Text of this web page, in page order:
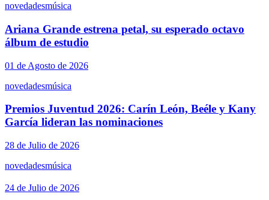
novedadesmúsica
Ariana Grande estrena petal, su esperado octavo
álbum de estudio
01 de Agosto de 2026
novedadesmúsica
Premios Juventud 2026: Carín León, Beéle y Kany
García lideran las nominaciones
28 de Julio de 2026
novedadesmúsica
24 de Julio de 2026